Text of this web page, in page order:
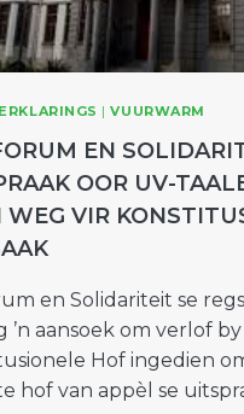
|VUURWARM
EN
OOR UV-
WEG VIR
en Solidariteit se
’n aansoek om verlof
Hof ingedien
hof van appèl se